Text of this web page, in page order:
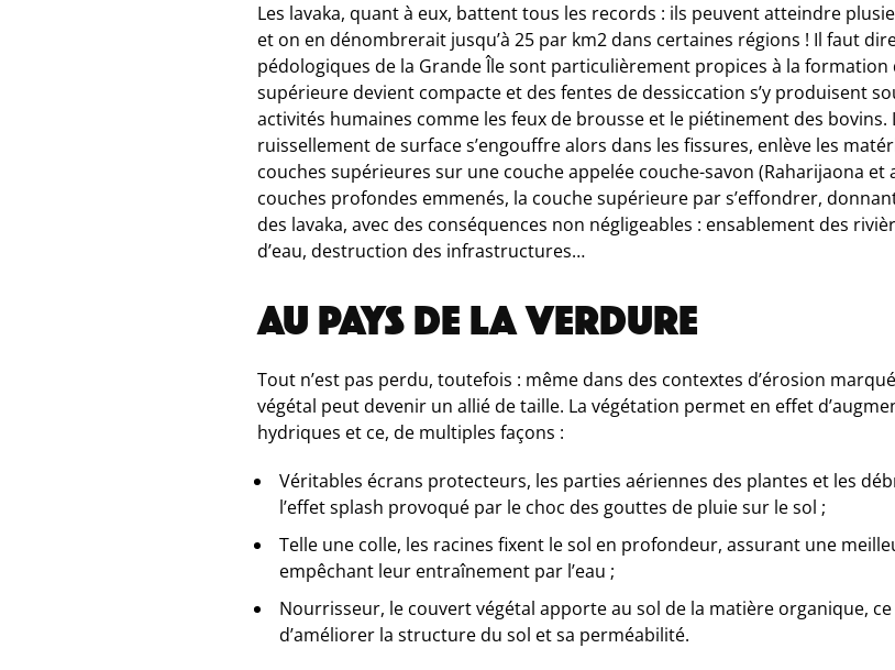
Les lavaka, quant à eux, battent tous les records : ils peuvent atteindre
et on en dénombrerait jusqu’à 25 par km2dans certaines régions ! Il faut
pédologiques de la Grande Île sont particulièrement propices à la formation
supérieure devient compacte et des fentes de dessiccation s’y produisent
activités humaines comme les feux de brousse et le piétinement des bovins.
ruissellement de surface s’engouffre alors dans les fissures, enlève les
couches supérieures sur une couche appelée couche-savon (Raharijaona et
couches profondes emmenés, la couche supérieure par s’effondrer,
des lavaka, avec des conséquences non négligeables : ensablement des
d’eau, destruction des infrastructures…
AU PAYS DE LA VERDURE
Tout n’est pas perdu, toutefois : même dans des contextes d’érosion
végétal peut devenir un allié de taille. La végétation permet en effet
hydriques et ce, de multiples façons :
Véritables écrans protecteurs, les parties aériennes des plantes et les
l’effetsplash provoqué par le choc des gouttes de pluie sur le sol ;
Telle une colle, les racines fixent le sol en profondeur, assurant une
empêchant leur entraînement par l’eau ;
Nourrisseur, le couvert végétal apporte au sol de la matière organique,
d’améliorer la structure du sol et sa perméabilité.